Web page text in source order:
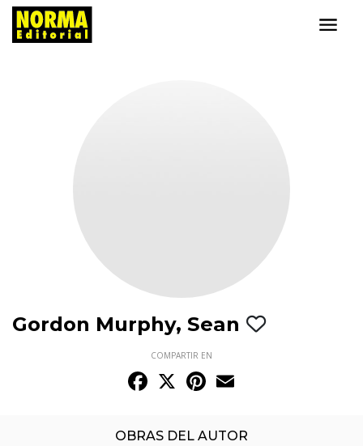
Gordon Murphy, Sean
COMPARTIR EN
Facebook
X Pinterest
OBRAS DEL AUTOR